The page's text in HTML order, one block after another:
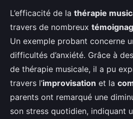
L’efficacité de la thérapie
travers de nombreux
Un exemple probant concerne
difficultés d’anxiété. Grâce à
de thérapie musicale, il a pu
travers l’improvisation et la
parents ont remarqué une
son stress quotidien, indiquant